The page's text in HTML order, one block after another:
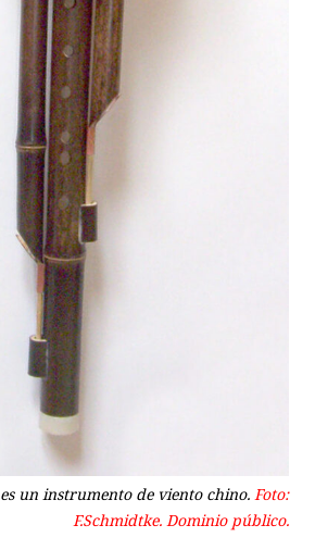
es un instrumento de viento chino. Foto:
F.Schmidtke. Dominio público.